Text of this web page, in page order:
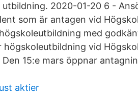
2020-01-20 6 -
som är antagen vid
med
vid
15:e mars öppnar
aktier